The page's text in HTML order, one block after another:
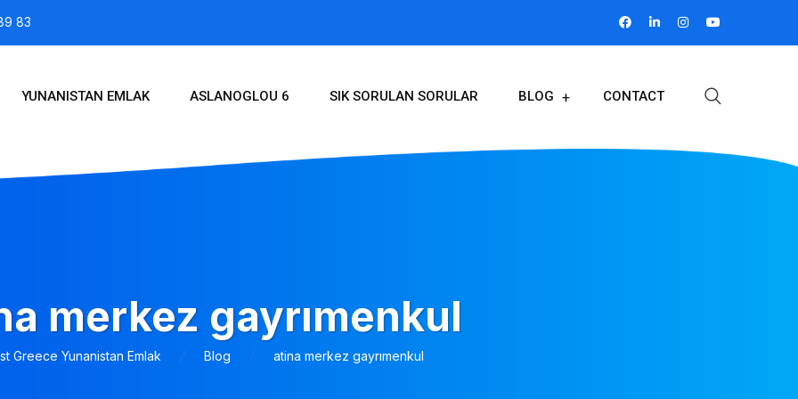
83
YUNANISTAN EMLAK ASLANOGLOU 6 SIK SORULAN SORULAR BLOG CONTACT
merkez gayrımenkul
Greece Yunanistan Emlak Blog atina merkez gayrımenkul